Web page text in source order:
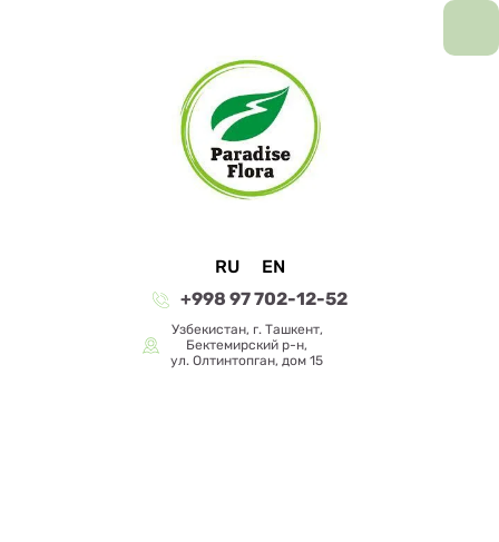
RU
EN
+998 97 702-12-52
Узбекистан, г. Ташкент,
Бектемирский р-н,
ул. Олтинтопган, дом 15